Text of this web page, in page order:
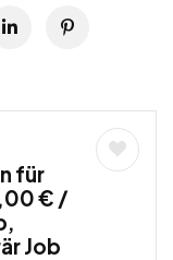
für
€ /
Job